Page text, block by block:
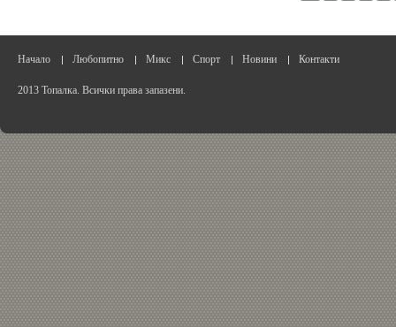
Начало Любопитно Микс Спорт Новини Контакти
2013 Топалка. Всички права запазени.